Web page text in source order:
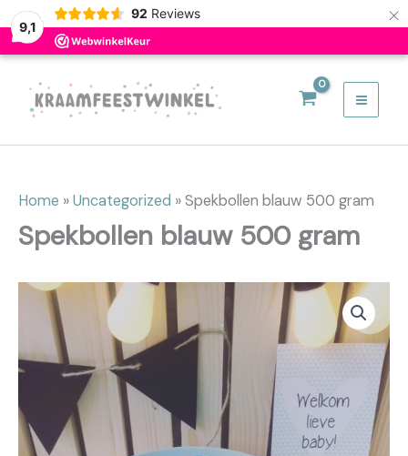
9,1
92 Reviews ×
Ga
Home »Uncategorized »Spekbollen blauw 500 gram
Spekbollen blauw 500 gram
500
gram
aantal